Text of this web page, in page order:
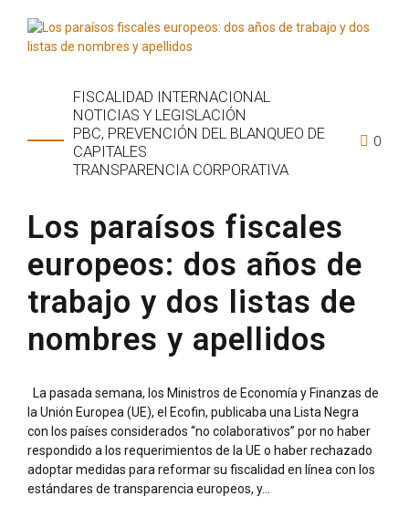
FISCALIDAD INTERNACIONAL
NOTICIAS Y LEGISLACIÓN
PBC, PREVENCIÓN DEL BLANQUEO DE
CAPITALES
TRANSPARENCIA CORPORATIVA
0
Los paraísos fiscales
europeos: dos años de
trabajo y dos listas de
nombres y apellidos
La pasada semana, los Ministros de Economía y Finanzas de
la Unión Europea (UE), el Ecofin, publicaba una Lista Negra
con los países considerados “no colaborativos” por no haber
respondido a los requerimientos de la UE o haber rechazado
adoptar medidas para reformar su fiscalidad en línea con los
estándares de transparencia europeos, y...